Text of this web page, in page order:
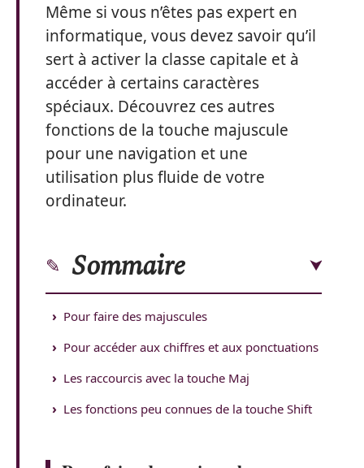
Même si vous n’êtes pas expert en
informatique, vous devez savoir qu’il
sert à activer la classe capitale et à
accéder à certains caractères
spéciaux. Découvrez ces autres
fonctions de la touche majuscule
pour une navigation et une
utilisation plus fluide de votre
ordinateur.
Sommaire
Pour faire des majuscules
Pour accéder aux chiffres et aux ponctuations
Les raccourcis avec la touche Maj
Les fonctions peu connues de la touche Shift